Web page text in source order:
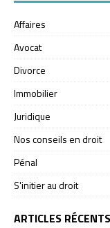
Affaires
Avocat
Divorce
Immobilier
Juridique
Nos conseils en droit
Pénal
S'initier au droit
ARTICLES RÉCENTS